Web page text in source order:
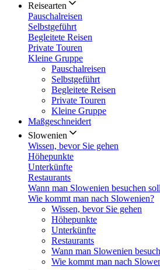
Reisearten
Pauschalreisen
Selbstgeführt
Begleitete Reisen
Private Touren
Kleine Gruppe
Pauschalreisen
Selbstgeführt
Begleitete Reisen
Private Touren
Kleine Gruppe
Maßgeschneidert
Slowenien
Wissen, bevor Sie gehen
Höhepunkte
Unterkünfte
Restaurants
Wann man Slowenien besuchen
Wie kommt man nach Slowenien?
Wissen, bevor Sie gehen
Höhepunkte
Unterkünfte
Restaurants
Wann man Slowenien
Wie kommt man nach